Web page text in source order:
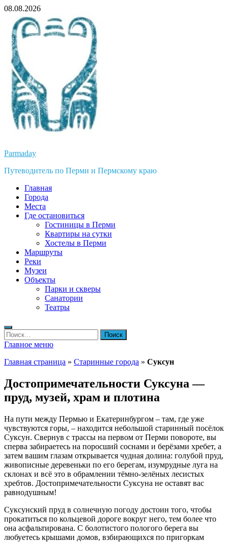
Перейти
содержимому
08.08.2026
Parmaday
Путеводитель по Перми и Пермскому краю
Главная
Города
Места
Где остановиться
Гостиницы в Перми
Квартиры на сутки
Хостелы в Перми
Маршруты
Реки
Музеи
Объекты
Парки и скверы
Санатории
Театры
Найти:
Главное меню
Главная страница » Старинные города » Суксун
Достопримечательности Суксуна —
пруд, музей, храм и плотина
На пути между Пермью и Екатеринбургом – там, где уже
чувствуются горы, – находится небольшой старинный посёлок
Суксун. Свернув с трассы на первом от Перми повороте, вы
сперва забираетесь на поросший соснами и берёзами хребет, а
затем вашим глазам открывается чудная долина: голубой пруд,
живописные деревеньки по его берегам, изумрудные луга на
склонах и всё это в обрамлении тёмно-зелёных лесистых
хребтов. Достопримечательности Суксуна не оставят вас
равнодушным!
Суксунский пруд в солнечную погоду достоин того, чтобы
прокатиться по кольцевой дороге вокруг него, тем более что
она асфальтирована. С болотистого пологого берега вы
любуетесь крышами домов, взбирающихся по пригоркам